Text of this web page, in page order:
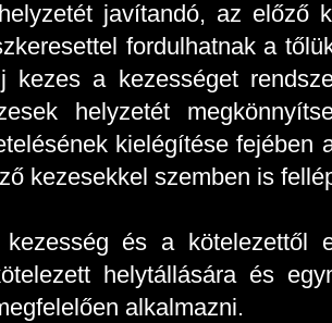
javítandó, az előző
fordulhatnak a
a kezességet
helyzetét
kielégítése fejében
kezesekkel szemben is
és a kötelezettől
helytállására és
alkalmazni.